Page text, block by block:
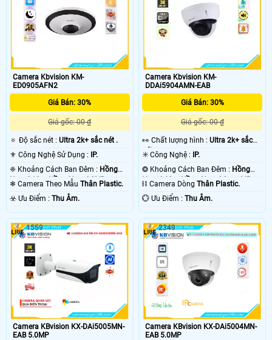
Camera Kbvision KM-
ED0905AFN2
Giá Bán: 30%
Giá gốc: 00 ₫
🔅 Độ sắc nét : Ultra 2k+ sắc nét .
⚜️ Công Nghệ Sử Dụng :
IP.
❈ Khoảng Cách Ban Đêm : Hồng
Ngoại 10m Hồng Ngoại SMD.
❄ Camera Theo Mẫu Thân Plastic.
️☣️ Ưu Điểm : Thu Âm.
Camera Kbvision KM-
DDAi5904AMN-EAB
Giá Bán: 30%
Giá gốc: 00 ₫
️👀 Chất lượng hình :Ultra 2k+ sắc
nét .
✳️ Công Nghệ :
IP.
❂ Khoảng Cách Ban Đêm : Hồng
Ngoại 60m Hồng Ngoại Smart IR.
⛓ Camera DòngThân Plastic.
️💮 Ưu Điểm :Thu Âm.
Camera KBvision KX-DAi5005MN-
EAB 5.0MP
1559
Camera KBvision KX-DAi5004MN-
EAB 5.0MP
2349